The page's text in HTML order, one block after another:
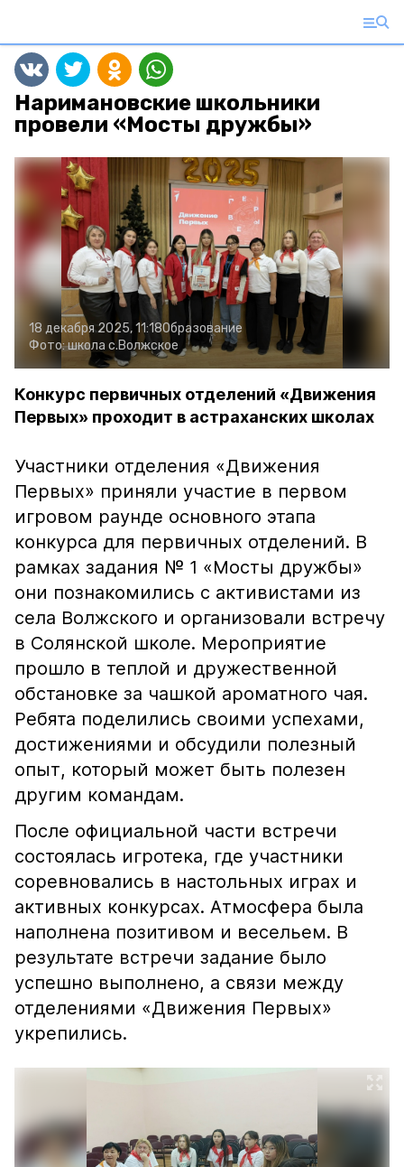
Наримановские школьники
провели «Мосты дружбы»
18 декабря 2025, 11:18Образование
Фото:школа с.Волжское
Конкурс первичных отделений «Движения
Первых» проходит в астраханских школах
Участники отделения «Движения
Первых» приняли участие в первом
игровом раунде основного этапа
конкурса для первичных отделений. В
рамках задания № 1 «Мосты дружбы»
они познакомились с активистами из
села Волжского и организовали встречу
в Солянской школе. Мероприятие
прошло в теплой и дружественной
обстановке за чашкой ароматного чая.
Ребята поделились своими успехами,
достижениями и обсудили полезный
опыт, который может быть полезен
другим командам.
После официальной части встречи
состоялась игротека, где участники
соревновались в настольных играх и
активных конкурсах. Атмосфера была
наполнена позитивом и весельем. В
результате встречи задание было
успешно выполнено, а связи между
отделениями «Движения Первых»
укрепились.